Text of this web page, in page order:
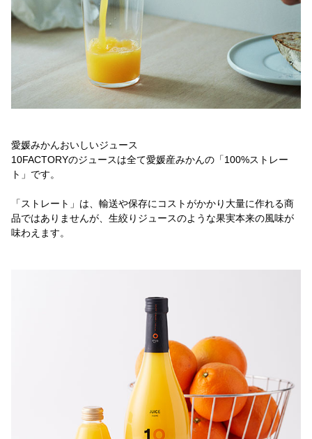
愛媛みかんおいしいジュース
10FACTORYのジュースは全て愛媛産みかんの「100%ストレー
ト」です。
「ストレート」は、輸送や保存にコストがかかり大量に作れる商
品ではありませんが、生絞りジュースのような果実本来の風味が
味わえます。